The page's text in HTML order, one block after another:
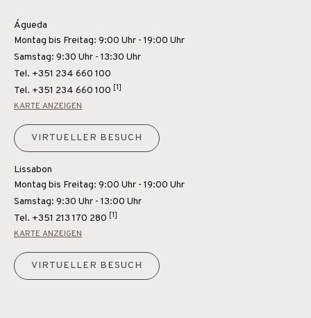
Águeda
Montag bis Freitag: 9:00 Uhr - 19:00 Uhr
Samstag: 9:30 Uhr - 13:30 Uhr
Tel. +351 234 660 100
Tel. +351 234 660 100 [1]
KARTE ANZEIGEN
VIRTUELLER BESUCH
Lissabon
Montag bis Freitag: 9:00 Uhr - 19:00 Uhr
Samstag: 9:30 Uhr - 13:00 Uhr
Tel. +351 213 170 280 [1]
KARTE ANZEIGEN
VIRTUELLER BESUCH